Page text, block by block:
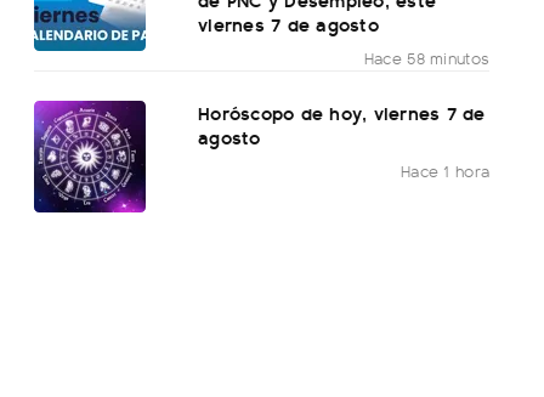
viernes 7 de agosto
Hace 58 minutos
Horóscopo de hoy, viernes 7 de
agosto
Hace 1 hora